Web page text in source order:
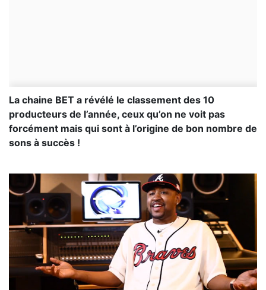
La chaine BET a révélé le classement des 10
producteurs de l’année, ceux qu’on ne voit pas
forcément mais qui sont à l’origine de bon nombre de
sons à succès !